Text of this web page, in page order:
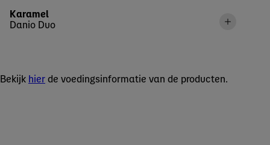
Danio Duo
Karamel
Bekijk hierde voedingsinformatie van de producten.